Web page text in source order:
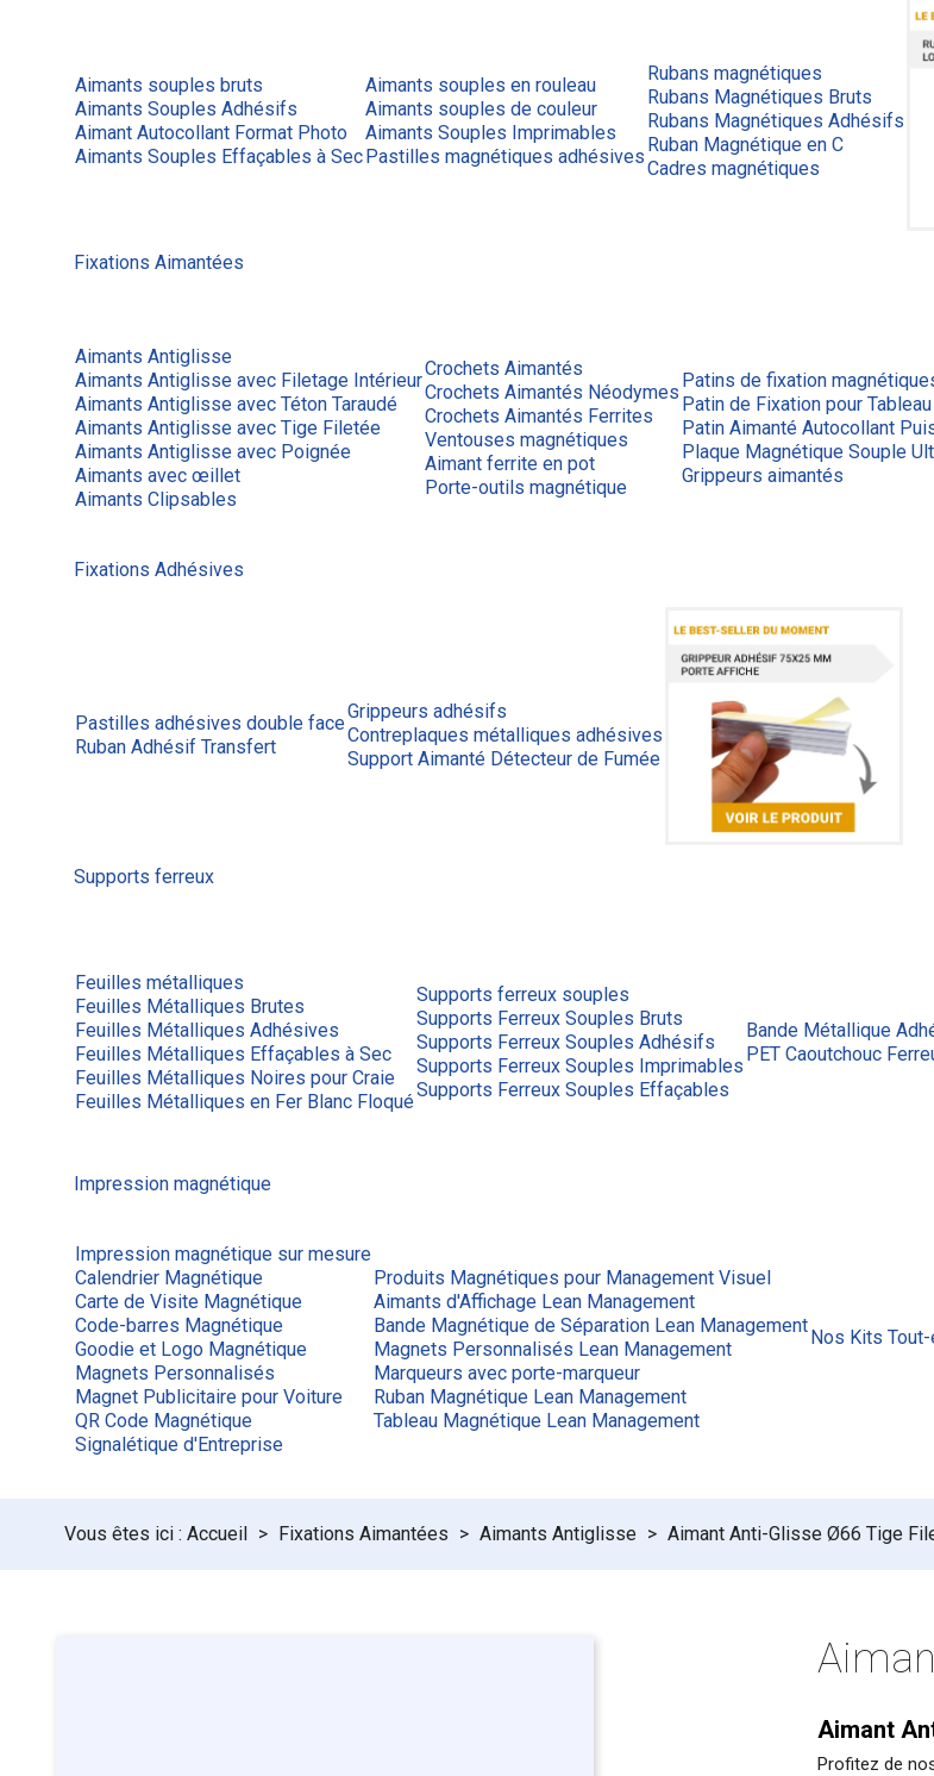
Aimants souples bruts
Aimants Souples Adhésifs
Aimant Autocollant Format Photo
Aimants Souples Effaçables à Sec
Aimants souples en rouleau
Aimants souples de couleur
Aimants Souples Imprimables
Pastilles magnétiques adhésives
Rubans magnétiques
Rubans Magnétiques Bruts
Rubans Magnétiques Adhésifs
Ruban Magnétique en C
Cadres magnétiques
Fixations Aimantées
Aimants Antiglisse
Aimants Antiglisse avec Filetage Intérieur
Aimants Antiglisse avec Téton Taraudé
Aimants Antiglisse avec Tige Filetée
Aimants Antiglisse avec Poignée
Aimants avec œillet
Aimants Clipsables
Crochets Aimantés
Crochets Aimantés Néodymes
Crochets Aimantés Ferrites
Ventouses magnétiques
Aimant ferrite en pot
Porte-outils magnétique
Patins de fixation
Patin de Fixation pour Tableau
Patin Aimanté Autocollant
Plaque Magnétique Souple
Grippeurs aimantés
Fixations Adhésives
Pastilles adhésives double face
Ruban Adhésif Transfert
Grippeurs adhésifs
Contreplaques métalliques adhésives
Support Aimanté Détecteur de Fumée
Supports ferreux
Feuilles métalliques
Feuilles Métalliques Brutes
Feuilles Métalliques Adhésives
Feuilles Métalliques Effaçables à Sec
Feuilles Métalliques Noires pour Craie
Feuilles Métalliques en Fer Blanc Floqué
Supports ferreux souples
Supports Ferreux Souples Bruts
Supports Ferreux Souples Adhésifs
Supports Ferreux Souples Imprimables
Supports Ferreux Souples Effaçables
Bande Métallique
PET Caoutchouc
Impression magnétique
Impression magnétique sur mesure
Calendrier Magnétique
Carte de Visite Magnétique
Code-barres Magnétique
Goodie et Logo Magnétique
Magnets Personnalisés
Magnet Publicitaire pour Voiture
QR Code Magnétique
Signalétique d'Entreprise
Produits Magnétiques pour Management Visuel
Aimants d'Affichage Lean Management
Bande Magnétique de Séparation Lean Management
Magnets Personnalisés Lean Management
Marqueurs avec porte-marqueur
Ruban Magnétique Lean Management
Tableau Magnétique Lean Management
Nos Kits Tout-
Accueil Fixations Aimantées Aimants Antiglisse Aimant Anti-Glisse Ø66 Tige
Aimant
Profitez de